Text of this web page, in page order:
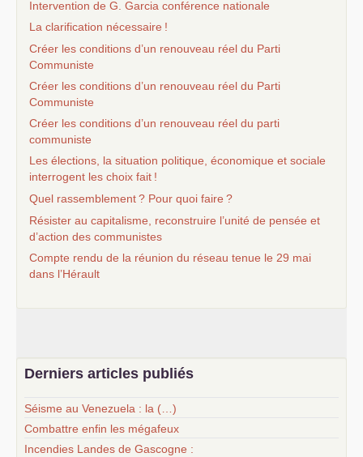
Intervention de G. Garcia conférence nationale
La clarification nécessaire !
Créer les conditions d’un renouveau réel du Parti
Communiste
Créer les conditions d’un renouveau réel du Parti
Communiste
Créer les conditions d’un renouveau réel du parti
communiste
Les élections, la situation politique, économique et sociale
interrogent les choix fait !
Quel rassemblement? Pour quoi faire ?
Résister au capitalisme, reconstruire l’unité de pensée et
d’action des communistes
Compte rendu de la réunion du réseau tenue le 29 mai
dans l’Hérault
Derniers articles publiés
Séisme au Venezuela : la (…)
Combattre enfin les mégafeux
Incendies Landes de Gascogne :